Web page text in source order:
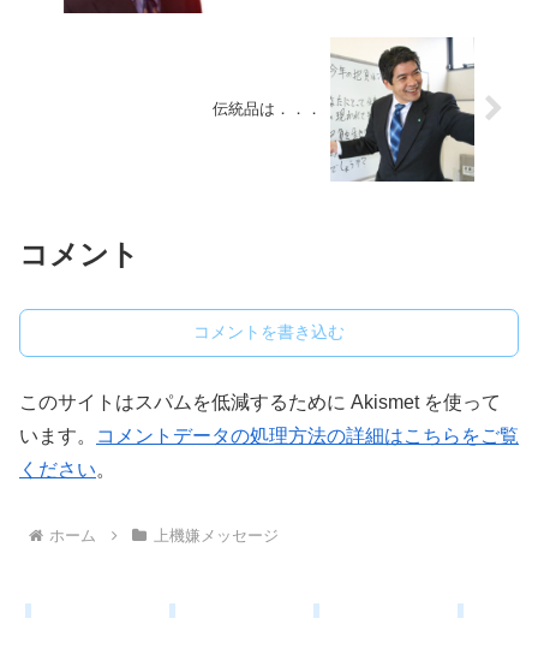
伝統品は．．．
コメント
コメントを書き込む
このサイトはスパムを低減するために Akismet を使って
います。
コメントデータの処理方法の詳細はこちらをご覧
ください。
ホーム 上機嫌メッセージ